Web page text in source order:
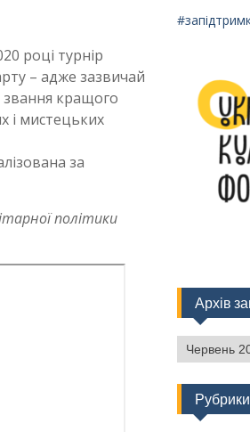
році турнір
– адже зазвичай
звання кращого
і мистецьких
за
політики
Архів
Архів
записів
Рубрики